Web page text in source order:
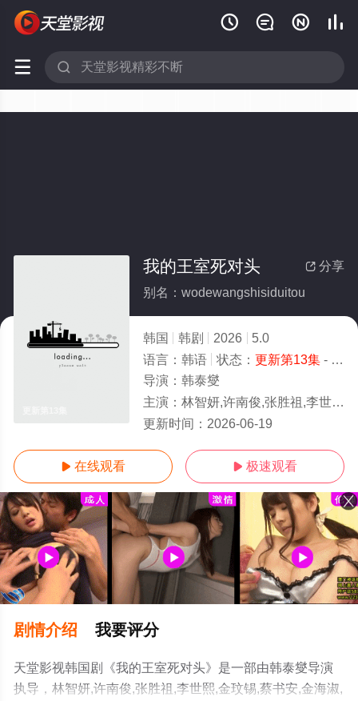
   
 
 分享
我的王室死对头
别名：wodewangshisiduitou
韩国 韩剧 2026
5.0
语言： 韩语 状态： 更新第13集- 免费在线观看
导演： 韩泰燮
主演： 林智妍,许南俊,张胜祖,李世熙,金玟锡,蔡书安,金海淑,尹周相,尹炳熙,郑英珠,白恩惠,白智媛,朴镇宇,吴敏爱,张
更新时间： 2026-06-19
 在线观看  极速观看
剧情介绍 我要评分
天堂影视韩国剧《我的王室死对头》是一部由韩泰燮导演
执导，林智妍,许南俊,张胜祖,李世熙,金玟锡,蔡书安,金海淑,